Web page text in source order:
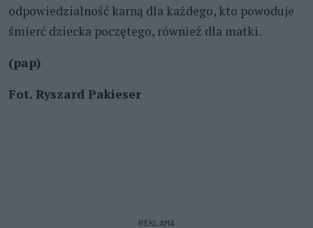
odpowiedzialność karną dla każdego, kto powoduje
śmierć dziecka poczętego, również dla matki.
(pap)
Fot. Ryszard Pakieser
REKLAMA